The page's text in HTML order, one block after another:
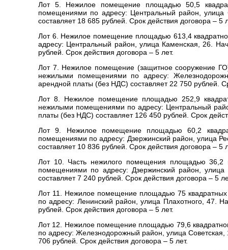
Лот 5. Нежилое помещение площадью 50,5
помещениями по адресу: Центральный район,
составляет 18 685 рублей. Срок действия договора – 5
Лот 6. Нежилое помещение площадью 613,4
адресу: Центральный район, улица Каменская, 26.
рублей. Срок действия договора – 5 лет.
Лот 7. Нежилое помещение (защитное сооружение
нежилыми помещениями по адресу:
арендной платы (без НДС) составляет 22 750 рублей.
Лот 8. Нежилое помещение площадью 252,9
нежилыми помещениями по адресу: Центральный
платы (без НДС) составляет 126 450 рублей. Срок
Лот 9. Нежилое помещение площадью 60,2
помещениями по адресу: Дзержинский район, улица
составляет 10 836 рублей. Срок действия договора – 5
Лот 10. Часть нежилого помещения площадью 36,2
помещениями по адресу: Дзержинский район,
составляет 7 240 рублей. Срок действия договора – 5
Лот 11. Нежилое помещение площадью 75
по адресу: Ленинский район, улица Плахотного, 47.
рублей. Срок действия договора – 5 лет.
Лот 12. Нежилое помещение площадью 79,6
по адресу: Железнодорожный район, улица
706 рублей. Срок действия договора – 5 лет.